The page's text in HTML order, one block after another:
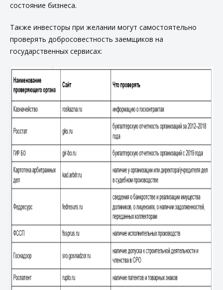
состояние бизнеса.
Также инвесторы при желании могут самостоятельно
проверять добросовестность заемщиков на
государственных сервисах: